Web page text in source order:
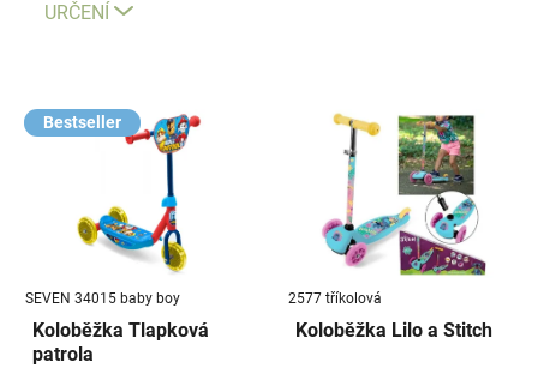
o
d
URČENÍ
ý
Bestseller
SEVEN 34015 baby boy
Koloběžka Tlapková
patrola
2577 tříkolová
Koloběžka Lilo a Stitch